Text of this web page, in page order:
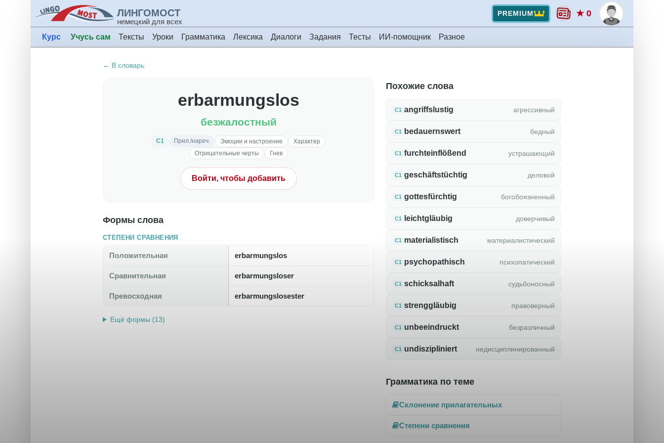
ЛИНГОМОСТ
немецкий для всех
PREMIUM ★ 0
Курс Учусь сам Тексты Уроки Грамматика Лексика Диалоги Задания Тесты ИИ-помощник Разное
← В словарь
erbarmungslos
безжалостный
C1 Прил./нареч. Эмоции и настроение
Характер
Отрицательные черты
Гнев
Войти, чтобы добавить
Формы слова
СТЕПЕНИ СРАВНЕНИЯ
Положительная erbarmungslos
Сравнительная erbarmungsloser
Превосходная erbarmungslosester
Ещё формы (13)
Похожие слова
C1 angriffslustig агрессивный
C1 bedauernswert бедный
C1 furchteinflößend устрашающий
C1 geschäftstüchtig деловой
C1 gottesfürchtig богобоязненный
C1 leichtgläubig доверчивый
C1 materialistisch материалистический
C1 psychopathisch психопатический
C1 schicksalhaft судьбоносный
C1 strenggläubig правоверный
C1 unbeeindruckt безразличный
C1 undiszipliniert недисциплинированный
Грамматика по теме
Склонение прилагательных
Степени сравнения